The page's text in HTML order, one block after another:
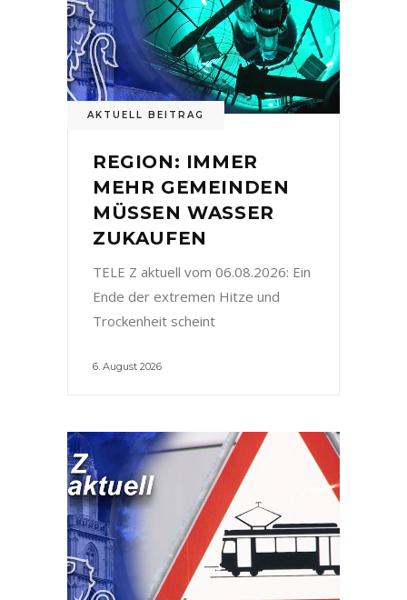
AKTUELL BEITRAG
REGION: IMMER
MEHR GEMEINDEN
MÜSSEN WASSER
ZUKAUFEN
TELE Z aktuell vom 06.08.2026: Ein
Ende der extremen Hitze und
Trockenheit scheint
6. August 2026